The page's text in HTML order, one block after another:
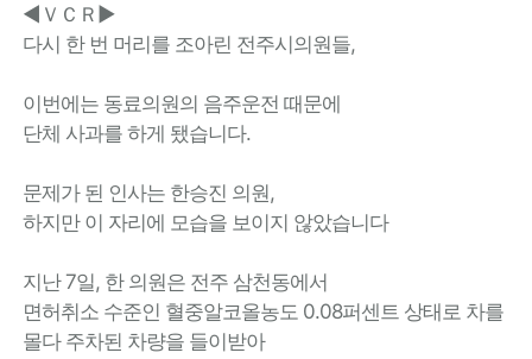
◀ＶＣＲ▶
다시 한 번 머리를 조아린 전주시의원들,
이번에는 동료의원의 음주운전 때문에
단체 사과를 하게 됐습니다.
문제가 된 인사는 한승진 의원,
하지만 이 자리에 모습을 보이지 않았습니다
지난 7일, 한 의원은 전주 삼천동에서
면허취소 수준인 혈중알코올농도 0.08퍼센트 상태로 차를
몰다 주차된 차량을 들이받아